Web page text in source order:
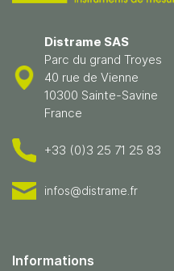
Distrame SAS
Parc du grand Troyes
40 rue de Vienne
10300 Sainte-Savine
France
+33 (0)3 25 71 25 83
infos@distrame.fr
Informations